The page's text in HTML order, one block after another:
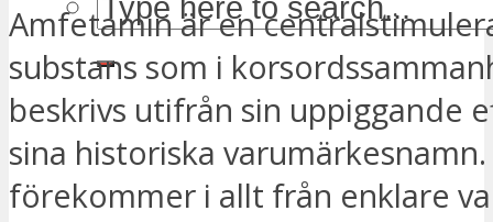
Amfetamin är en
substans som i
beskrivs utifrån sin uppiggande
sina historiska
förekommer i allt från enklare